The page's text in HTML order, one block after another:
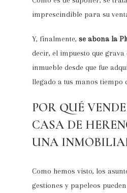
imprescindible para su
Y, finalmente, se abona la
decir, el impuesto que
inmueble desde que fue
llegado a tus manos tiempo
POR QUÉ
CASA DE
UNA
Como hemos visto, los
gestiones y papeleos